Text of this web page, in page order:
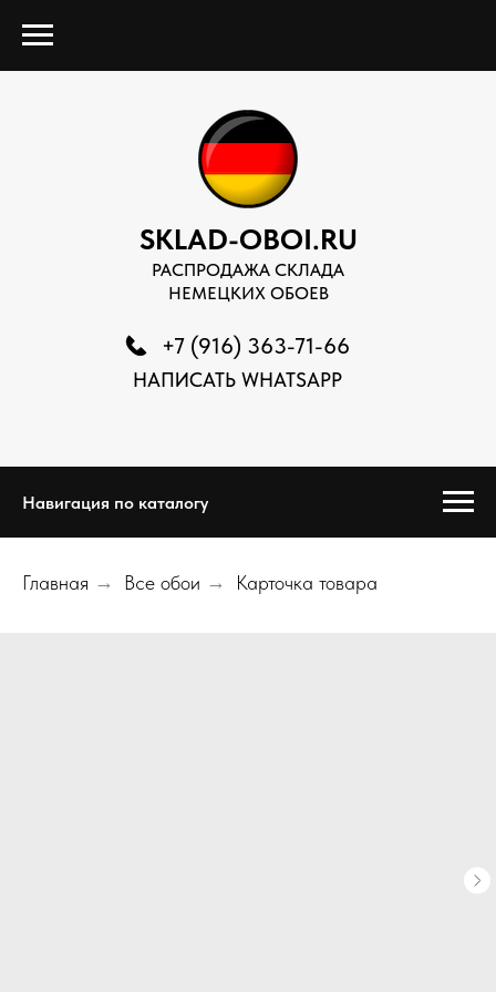
SKLAD-OBOI.RU
РАСПРОДАЖА СКЛАДА
НЕМЕЦКИХ ОБОЕВ
+7 (916) 363-71-66
НАПИСАТЬ WHATSAPP
Навигация по каталогу
Главная → Все обои → Карточка товара